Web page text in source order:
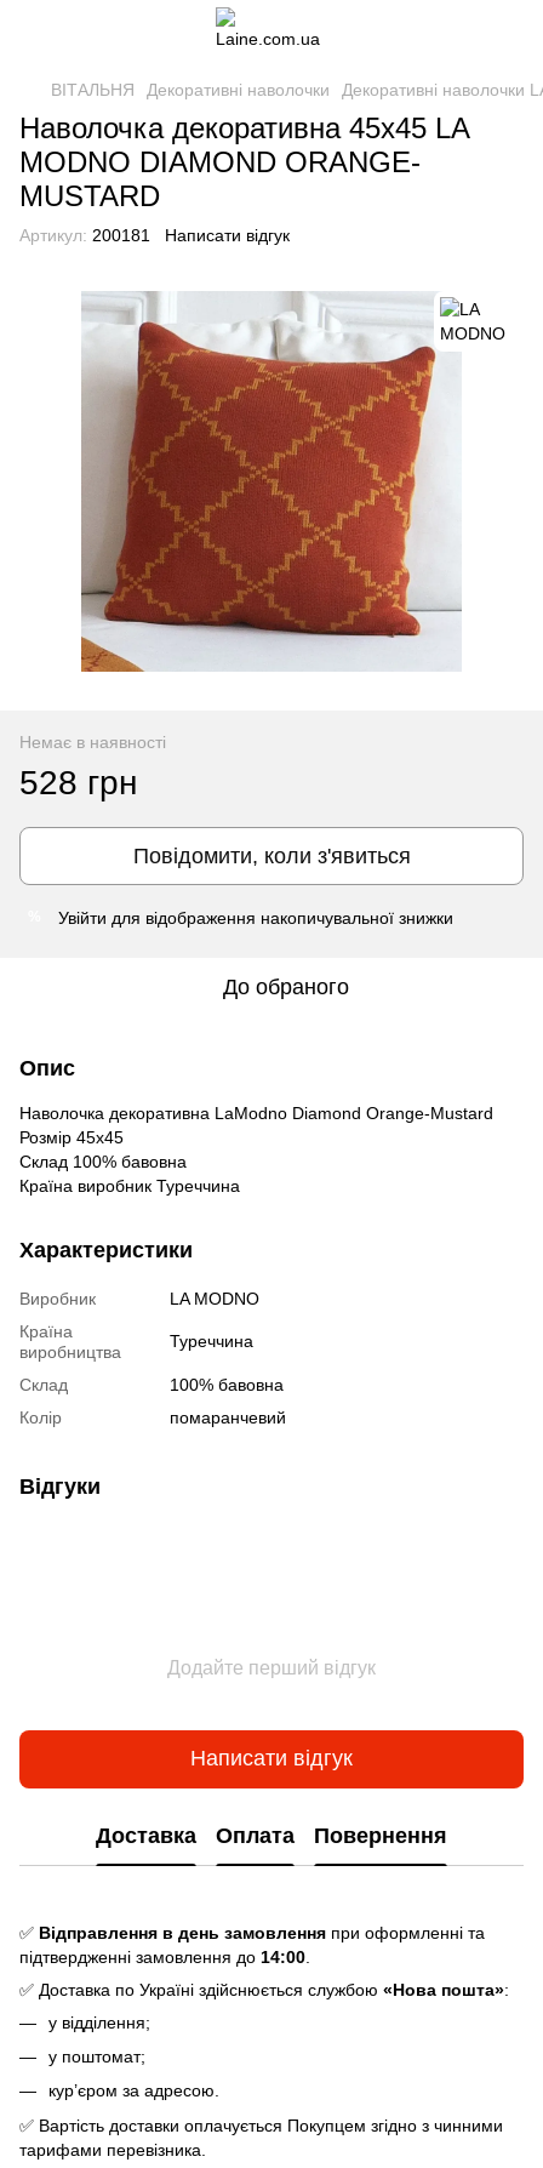
ВІТАЛЬНЯ Декоративні наволочки Декоративні наволочки
Наволочка декоративна 45х45 LA
MODNO DIAMOND ORANGE-
MUSTARD
Артикул: 200181 Написати відгук
Немає в наявності
528 грн
Повідомити, коли з'явиться
Увійти для відображення накопичувальної знижки
До обраного
Опис
Наволочка декоративна LaModno Diamond Orange-Mustard
Розмір 45х45
Склад 100% бавовна
Країна виробник Туреччина
Характеристики
Виробник
LA MODNO
Країна
виробництва
Туреччина
Склад
100% бавовна
Колір
помаранчевий
Відгуки
Додайте перший відгук
Написати відгук
Доставка Оплата Повернення
✅ Відправлення в день замовлення при оформленні та
підтвердженні замовлення до 14:00
✅ Доставка по Україні здійснюється службою «Нова пошта»:
у відділення;
у поштомат;
кур’єром за адресою.
✅ Вартість доставки оплачується Покупцем згідно з чинними
тарифами перевізника.